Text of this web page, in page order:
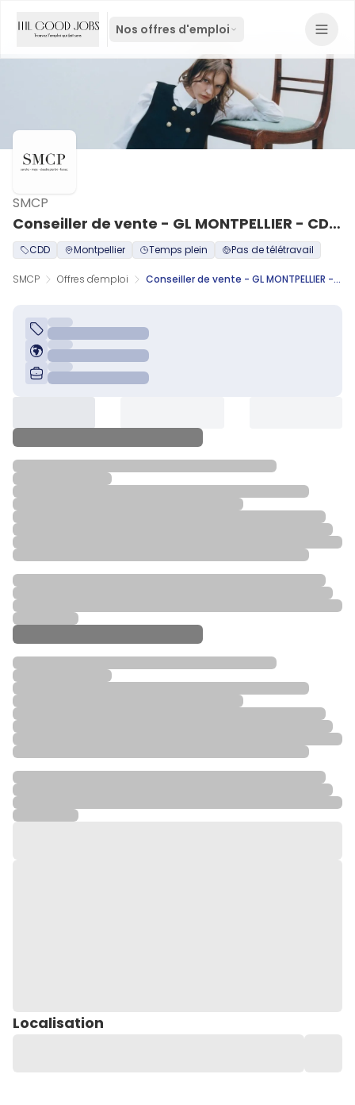
Nos offres d'emploi
Conseiller de vente - GL MONTPELLIER - CDD (H/F)
SMCP
CDD Montpellier Temps plein Pas de télétravail
SMCP Offres d'emploi Conseiller de vente - GL MONTPELLIER - CDD (H/F)
Localisation